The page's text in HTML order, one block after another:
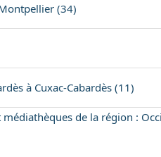
(34)
à Cuxac-Cabardès (11)
de la région :